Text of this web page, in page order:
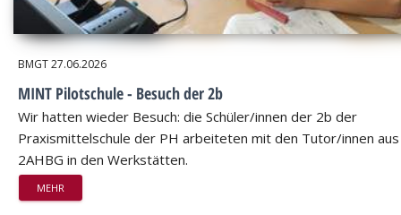
BMGT27.06.2026
MINT Pilotschule - Besuch der 2b
Wir hatten wieder Besuch: die Schüler/innen der 2b der
Praxismittelschule der PH arbeiteten mit den Tutor/innen
2AHBG in den Werkstätten.
MEHR